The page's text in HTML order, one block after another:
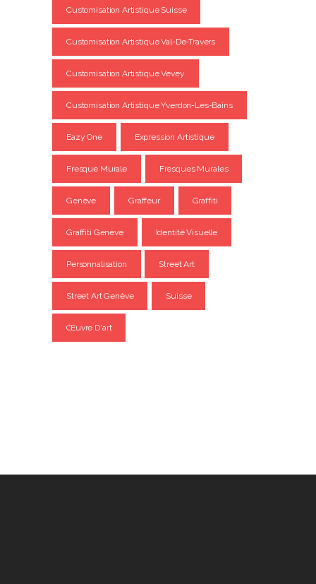
Customisation Artistique Suisse
Customisation Artistique Val-De-Travers
Customisation Artistique Vevey
Customisation Artistique Yverdon-Les-Bains
Eazy One Expression Artistique
Fresque Murale Fresques Murales
Genève Graffeur Graffiti
Graffiti Genève Identité Visuelle
Personnalisation Street Art
Street Art Genève Suisse
Œuvre D'art